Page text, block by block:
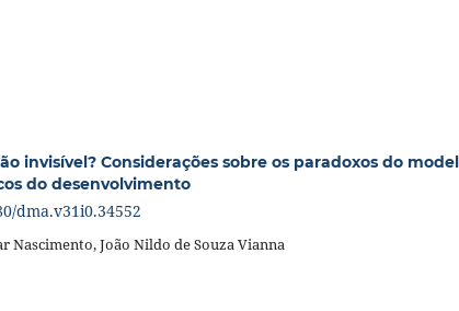
invisível? Considerações sobre os paradoxos do
do desenvolvimento
dma.v31i0.34552
Nascimento, João Nildo de Souza Vianna